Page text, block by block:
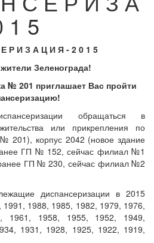
1 5
Р И З А Ц И Я - 2 0 1 5
Зеленограда!
№ 201 приглашает Вас пройти
обращаться в
или прикрепления по
201), корпус 2042 (новое здание
ГП № 152, сейчас филиал №1
ГП № 230, сейчас филиал №2
диспансеризации в 2015
1991, 1988, 1985, 1982, 1979, 1976,
1961, 1958, 1955, 1952, 1949,
1931, 1928, 1925, 1922, 1919,